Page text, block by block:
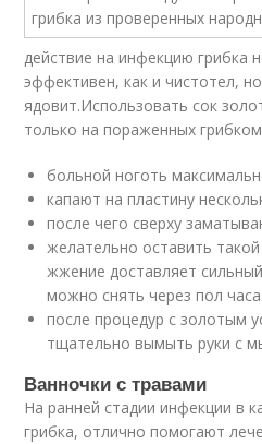
действие на инфекцию грибка
эффективен, как и чистотел,
ядовит.Использовать сок
только на пораженных грибком
больной ноготь
капают на пластину
после чего сверху
желательно оставить
жжение доставляет
можно снять через пол часа
после процедур с золотым
тщательно вымыть руки с
Ванночки с травами
На ранней стадии инфекции в
грибка, отлично помогают